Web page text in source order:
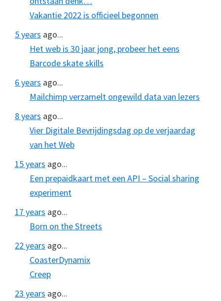
Vakantie 2022 is officieel begonnen
5 years ago...
Het web is 30 jaar jong, probeer het eens
Barcode skate skills
6 years ago...
Mailchimp verzamelt ongewild data van lezers
8 years ago...
Vier Digitale Bevrijdingsdag op de verjaardag
van het Web
15 years ago...
Een prepaidkaart met een API – Social sharing
experiment
17 years ago...
Born on the Streets
22 years ago...
CoasterDynamix
Creep
23 years ago...